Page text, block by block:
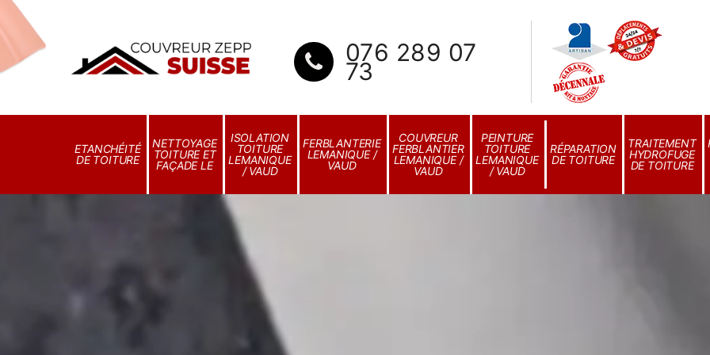
076 289 07
73
ETANCHÉITÉ
DE TOITURE
NETTOYAGE
TOITURE ET
FAÇADE LE
ISOLATION
TOITURE
LEMANIQUE
/ VAUD
FERBLANTERIE
LEMANIQUE /
VAUD
COUVREUR
FERBLANTIER
LEMANIQUE /
VAUD
PEINTURE
TOITURE
LEMANIQUE
/ VAUD
RÉPARATION
DE TOITURE
TRAITEMENT
HYDROFUGE
DE TOITURE